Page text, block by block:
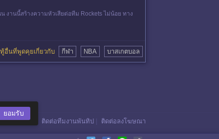
งานนี้สร้างความหัวเสียต่อทีม Rockets ไม่น้อย ทาง
อื่นที่พูดคุยเกี่ยวกับ กีฬา NBA บาสเกตบอล
ติดต่อทีมงานพันทิป ติดต่อลงโฆษณา
ยอมรับ